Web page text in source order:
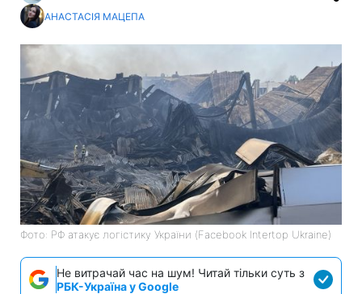
АНАСТАСІЯ МАЦЕПА
Фото: РФ атакує логістику України (Facebook Intertop Ukraine)
Не витрачай час на шум! Читай тільки суть з
РБК-Україна у Google